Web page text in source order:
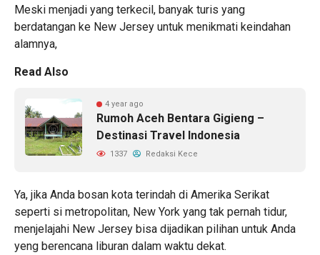
Meski menjadi yang terkecil, banyak turis yang
berdatangan ke New Jersey untuk menikmati keindahan
alamnya,
Read Also
4 year ago
Rumoh Aceh Bentara Gigieng –
Destinasi Travel Indonesia
1337 Redaksi Kece
Ya, jika Anda bosan kota terindah di Amerika Serikat
seperti si metropolitan, New York yang tak pernah tidur,
menjelajahi New Jersey bisa dijadikan pilihan untuk Anda
yeng berencana liburan dalam waktu dekat.